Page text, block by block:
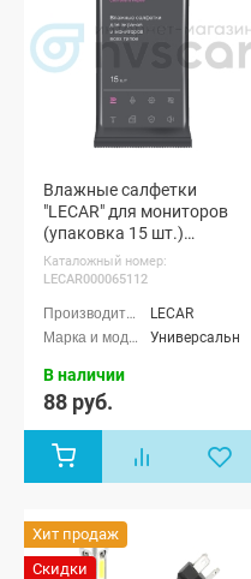
Влажные салфетки
"LECAR" для мониторов
(упаковка 15 шт.)
(LECAR000065112)
Каталожный номер:
LECAR000065112
LECAR
Универсальные
В наличии
88 руб.
Хит продаж
Скидки